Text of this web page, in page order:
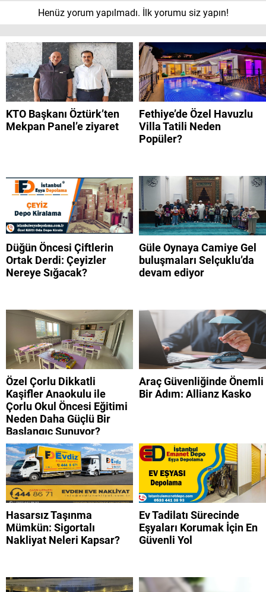
Henüz yorum yapılmadı. İlk yorumu siz yapın!
KTO Başkanı Öztürk’ten
Mekpan Panel’e ziyaret
Fethiye’de Özel Havuzlu
Villa Tatili Neden
Popüler?
Düğün Öncesi Çiftlerin
Ortak Derdi: Çeyizler
Nereye Sığacak?
Güle Oynaya Camiye Gel
buluşmaları Selçuklu’da
devam ediyor
Özel Çorlu Dikkatli
Kaşifler Anaokulu ile
Çorlu Okul Öncesi Eğitimi
Neden Daha Güçlü Bir
Başlangıç Sunuyor?
Araç Güvenliğinde Önemli
Bir Adım: Allianz Kasko
Hasarsız Taşınma
Mümkün: Sigortalı
Nakliyat Neleri Kapsar?
Ev Tadilatı Sürecinde
Eşyaları Korumak İçin En
Güvenli Yol